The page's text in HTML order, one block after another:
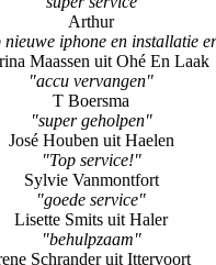
Arthur
nieuwe iphone en installatie
Maassen uit Ohé En Laak
"accu vervangen"
T Boersma
"super geholpen"
José Houben uit Haelen
"Top service!"
Sylvie Vanmontfort
"goede service"
Lisette Smits uit Haler
"behulpzaam"
Schrander uit Ittervoort